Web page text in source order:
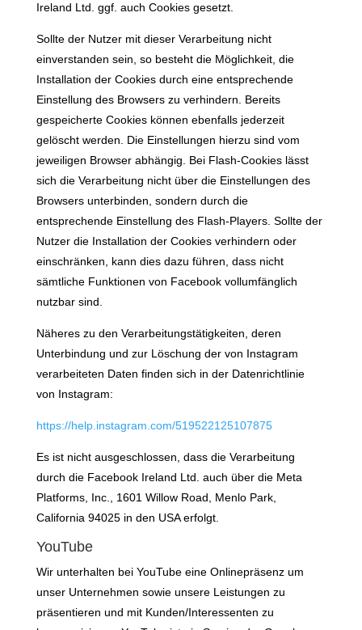
Ireland Ltd. ggf. auch Cookies gesetzt.
Sollte der Nutzer mit dieser Verarbeitung nicht
einverstanden sein, so besteht die Möglichkeit, die
Installation der Cookies durch eine entsprechende
Einstellung des Browsers zu verhindern. Bereits
gespeicherte Cookies können ebenfalls jederzeit
gelöscht werden. Die Einstellungen hierzu sind vom
jeweiligen Browser abhängig. Bei Flash-Cookies lässt
sich die Verarbeitung nicht über die Einstellungen des
Browsers unterbinden, sondern durch die
entsprechende Einstellung des Flash-Players. Sollte der
Nutzer die Installation der Cookies verhindern oder
einschränken, kann dies dazu führen, dass nicht
sämtliche Funktionen von Facebook vollumfänglich
nutzbar sind.
Näheres zu den Verarbeitungstätigkeiten, deren
Unterbindung und zur Löschung der von Instagram
verarbeiteten Daten finden sich in der Datenrichtlinie
von Instagram:
https://help.instagram.com/519522125107875
Es ist nicht ausgeschlossen, dass die Verarbeitung
durch die Facebook Ireland Ltd. auch über die Meta
Platforms, Inc., 1601 Willow Road, Menlo Park,
California 94025 in den USA erfolgt.
YouTube
Wir unterhalten bei YouTube eine Onlinepräsenz um
unser Unternehmen sowie unsere Leistungen zu
präsentieren und mit Kunden/Interessenten zu